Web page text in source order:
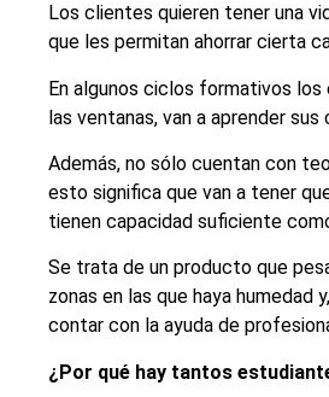
Los clientes quieren tener una
que les permitan ahorrar cierta
En algunos ciclos formativos
las ventanas, van a aprender
Además, no sólo cuentan con
esto significa que van a tener
tienen capacidad suficiente
Se trata de un producto que
zonas en las que haya
contar con la ayuda de
¿Por qué hay tantos